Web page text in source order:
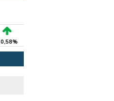
0,58%